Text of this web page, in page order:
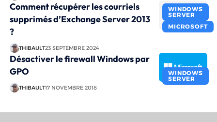
WINDOWS
SERVER
MICROSOFT
Comment récupérer les courriels
supprimés d’Exchange Server 2013
?
THIBAULT23 SEPTEMBRE 2024
WINDOWS
SERVER
Désactiver le firewall Windows par
GPO
THIBAULT17 NOVEMBRE 2018